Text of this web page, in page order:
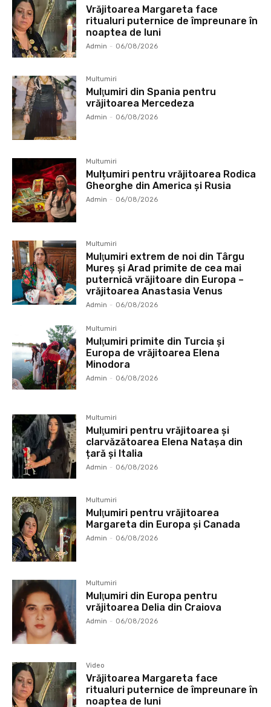
Vrăjitoarea Margareta face
ritualuri puternice de împreunare în
noaptea de luni
Admin - 06/08/2026
Multumiri
Mulţumiri din Spania pentru
vrăjitoarea Mercedeza
Admin - 06/08/2026
Multumiri
Mulțumiri pentru vrăjitoarea Rodica
Gheorghe din America și Rusia
Admin - 06/08/2026
Multumiri
Mulţumiri extrem de noi din Târgu
Mureș și Arad primite de cea mai
puternică vrăjitoare din Europa –
vrăjitoarea Anastasia Venus
Admin - 06/08/2026
Multumiri
Mulţumiri primite din Turcia și
Europa de vrăjitoarea Elena
Minodora
Admin - 06/08/2026
Multumiri
Mulţumiri pentru vrăjitoarea și
clarvăzătoarea Elena Natașa din
țară și Italia
Admin - 06/08/2026
Multumiri
Mulţumiri pentru vrăjitoarea
Margareta din Europa și Canada
Admin - 06/08/2026
Multumiri
Mulţumiri din Europa pentru
vrăjitoarea Delia din Craiova
Admin - 06/08/2026
Video
Vrăjitoarea Margareta face
ritualuri puternice de împreunare în
noaptea de luni